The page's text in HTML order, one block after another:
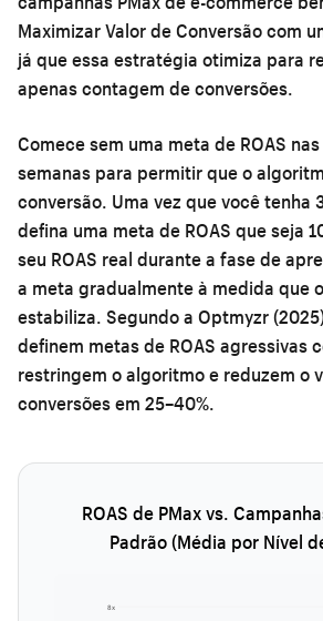
Maximizar Valor de Conversão com
já que essa estratégia otimiza para
apenas contagem de conversões.
Comece sem uma meta de ROAS
semanas para permitir que o
conversão. Uma vez que você tenha
defina uma meta de ROAS que seja
seu ROAS real durante a fase de
a meta gradualmente à medida que
estabiliza. Segundo a Optmyzr
definem metas de ROAS agressivas
restringem o algoritmo e reduzem o
conversões em 25–40%.
ROAS de PMax vs.
Padrão (Média por Nível
8x